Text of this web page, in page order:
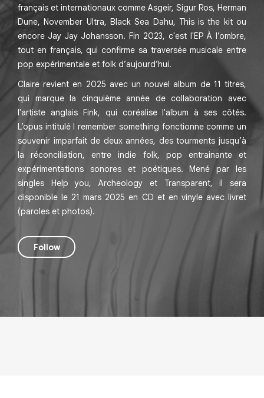
français et internationaux comme Asgeir, Sigur Ros, Herman
Dune, November Ultra, Black Sea Dahu, This is the kit ou
encore Jay Jay Johansson. Fin 2023, c'est l'EP À l’ombre,
tout en français, qui confirme sa traversée musicale entre
pop expérimentale et folk d’aujourd’hui.
Claire revient en 2025 avec un nouvel album de 11 titres,
qui marque la cinquième année de collaboration avec
l'artiste anglais Fink, qui coréalise l'album à ses côtés.
L’opus intitulé I remember something fonctionne comme un
souvenir imparfait de deux années, des tourments jusqu’à
la réconciliation, entre indie folk, pop entrainante et
expérimentations sonores et poétiques. Mené par les
singles Help you, Archeology et Transparent, il sera
disponible le 21 mars 2025 en CD et en vinyle avec livret
(paroles et photos).
Follow